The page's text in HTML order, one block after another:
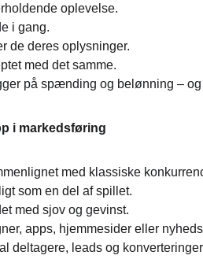
oplevelse.
i gang.
de deres oplysninger.
med det samme.
på spænding og belønning –
i markedsføring
med klassiske
som en del af spillet.
med sjov og gevinst.
apps, hjemmesider eller
deltagere, leads og